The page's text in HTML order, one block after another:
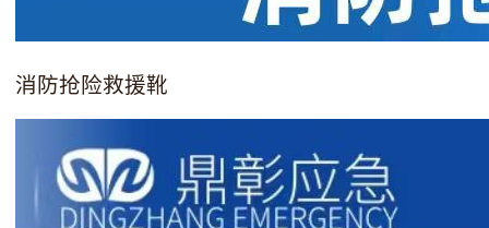
消防抢险救援靴